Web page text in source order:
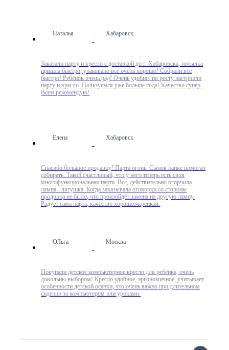
Наталья Хабаровск
Заказали парту и кресло с доставкой до г. Хабаровска, посылка
пришла быстро, упаковано все очень хорошо! Собрали все
быстро! Ребёнок очень рад! Очень удобно, по росту настроили
парту и кресло. Пользуемся уже больше года! Качество супер.
Всем рекомендую!
Елена Хабаровск
Спасибо большое продавцу! Парта огонь. Сынок папке помогал
собирать. Такой счастливый, что у него теперь есть своя
многофункциональная парта. Вот, действительно огорчила
лампа - лягушка. Когда заказывала оговорки со стороны
продовца не было, что произойдёт замена на другую лампу.
Радует сама парта, качество хорошее-крепкая.
ОЛьга Москва
Покупали детское компьютерное кресло для ребёнка, очень
довольны выбором! Кресло удобное, эргономичное, учитывает
особенности детской осанки, что очень важно при длительном
сидении за компьютером или уроками.